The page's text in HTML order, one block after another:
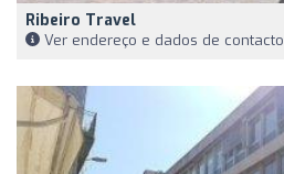
Ribeiro Travel
Ver endereço e dados de contacto